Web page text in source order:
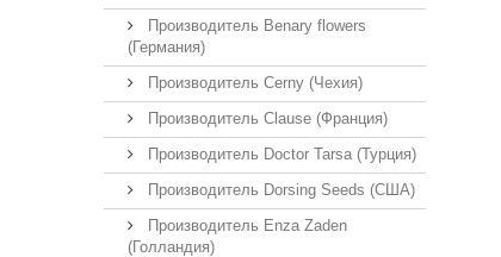
Производитель Benary flowers
(Германия)
Производитель Cerny (Чехия)
Производитель Clause (Франция)
Производитель Doctor Tarsa (Турция)
Производитель Dorsing Seeds (США)
Производитель Enza Zaden
(Голландия)